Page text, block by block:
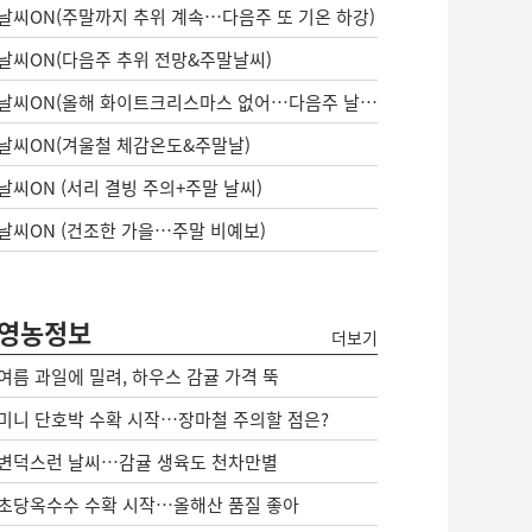
씨ON(주말까지 추위 계속…다음주 또 기온 하강)
씨ON(다음주 추위 전망&주말날씨)
날씨ON(올해 화이트크리스마스 없어…다음주 날씨는?)
씨ON(겨울철 체감온도&주말날)
씨ON (서리 결빙 주의+주말 날씨)
씨ON (건조한 가을…주말 비예보)
농정보 더보기
름 과일에 밀려, 하우스 감귤 가격 뚝
니 단호박 수확 시작…장마철 주의할 점은?
덕스런 날씨…감귤 생육도 천차만별
당옥수수 수확 시작…올해산 품질 좋아